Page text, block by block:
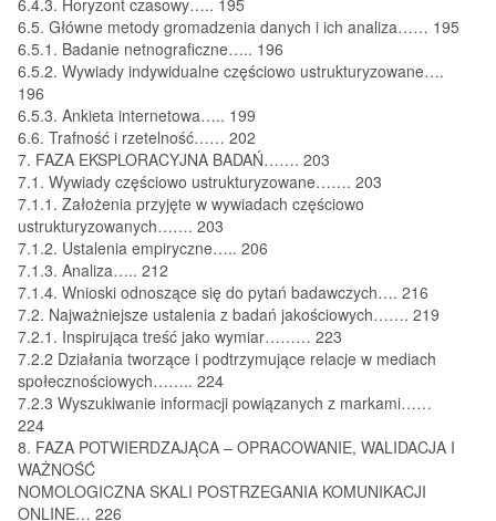
6.5. Główne metody gromadzenia danych i ich analiza…… 195
6.5.1. Badanie netnograficzne….. 196
6.5.2. Wywiady indywidualne częściowo ustrukturyzowane….
196
6.5.3. Ankieta internetowa….. 199
6.6. Trafność i rzetelność…… 202
7. FAZA EKSPLORACYJNA BADAŃ……. 203
7.1. Wywiady częściowo ustrukturyzowane……. 203
7.1.1. Założenia przyjęte w wywiadach częściowo
ustrukturyzowanych……. 203
7.1.2. Ustalenia empiryczne….. 206
7.1.3. Analiza….. 212
7.1.4. Wnioski odnoszące się do pytań badawczych…. 216
7.2. Najważniejsze ustalenia z badań jakościowych……. 219
7.2.1. Inspirująca treść jako wymiar……… 223
7.2.2 Działania tworzące i podtrzymujące relacje w mediach
społecznościowych…….. 224
7.2.3 Wyszukiwanie informacji powiązanych z markami……
224
8. FAZA POTWIERDZAJĄCA – OPRACOWANIE, WALIDACJA I
WAŻNOŚĆ
NOMOLOGICZNA SKALI POSTRZEGANIA KOMUNIKACJI
ONLINE… 226